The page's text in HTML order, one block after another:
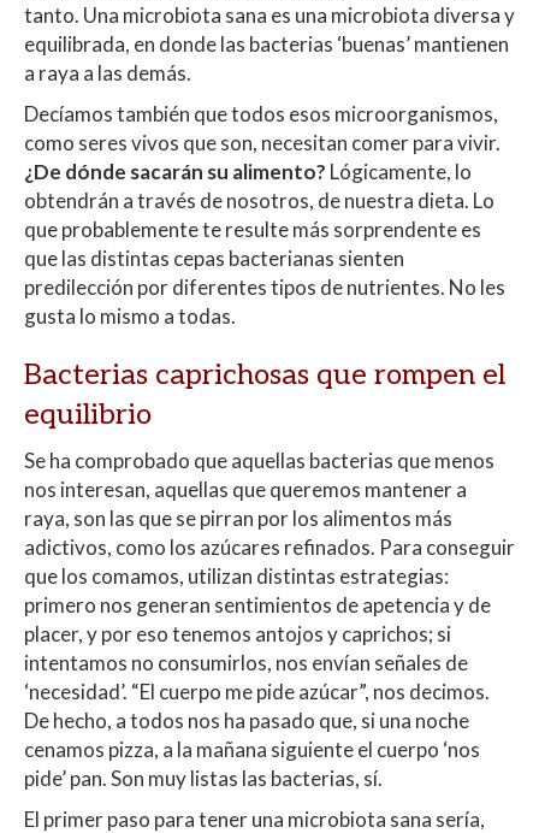
tanto. Una microbiota sana es una microbiota diversa y
equilibrada, en donde las bacterias ‘buenas’ mantienen
a raya a las demás.
Decíamos también que todos esos microorganismos,
como seres vivos que son, necesitan comer para vivir.
¿De dónde sacarán su alimento? Lógicamente, lo
obtendrán a través de nosotros, de nuestra dieta. Lo
que probablemente te resulte más sorprendente es
que las distintas cepas bacterianas sienten
predilección por diferentes tipos de nutrientes. No les
gusta lo mismo a todas.
Bacterias caprichosas que rompen el
equilibrio
Se ha comprobado que aquellas bacterias que menos
nos interesan, aquellas que queremos mantener a
raya, son las que se pirran por los alimentos más
adictivos, como los azúcares refinados. Para conseguir
que los comamos, utilizan distintas estrategias:
primero nos generan sentimientos de apetencia y de
placer, y por eso tenemos antojos y caprichos; si
intentamos no consumirlos, nos envían señales de
‘necesidad’. “El cuerpo me pide azúcar”, nos decimos.
De hecho, a todos nos ha pasado que, si una noche
cenamos pizza, a la mañana siguiente el cuerpo ‘nos
pide’ pan. Son muy listas las bacterias, sí.
El primer paso para tener una microbiota sana sería,